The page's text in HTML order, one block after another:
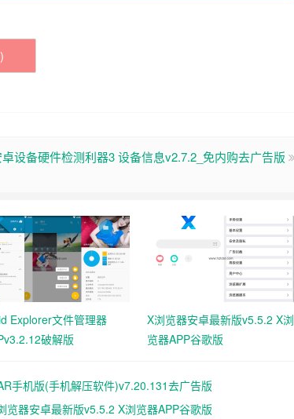
)
卓设备硬件检测利器3 设备信息v2.7.2_免内购去广告版
Explorer文件管理器
破解版
X浏览器安卓最新版v5.5.2 X浏
览器APP谷歌版
手机版(手机解压软件)v7.20.131去广告版
览器安卓最新版v5.5.2 X浏览器APP谷歌版